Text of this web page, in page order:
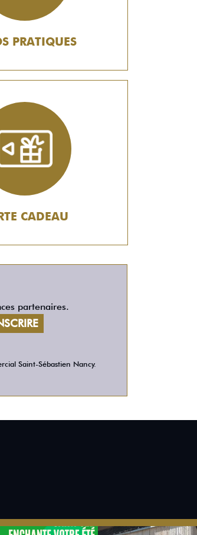
PRATIQUES
CADEAU
partenaires.
Saint-Sébastien Nancy.